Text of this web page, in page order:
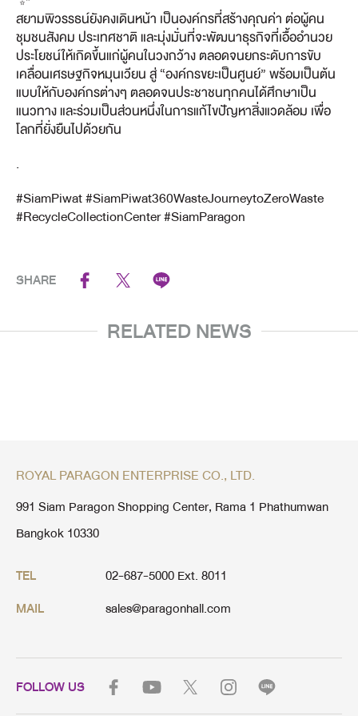
สยามพิวรรธน์ยังคงเดินหน้า เป็นองค์กรที่สร้างคุณค่า ต่อผู้คน
ชุมชนสังคม ประเทศชาติ และมุ่งมั่นที่จะพัฒนาธุรกิจที่เอื้ออำนวย
ประโยชน์ให้เกิดขึ้นแก่ผู้คนในวงกว้าง ตลอดจนยกระดับการขับ
เคลื่อนเศรษฐกิจหมุนเวียน สู่ “องค์กรขยะเป็นศูนย์” พร้อมเป็นต้น
แบบให้กับองค์กรต่างๆ ตลอดจนประชาชนทุกคนได้ศึกษาเป็น
แนวทาง และร่วมเป็นส่วนหนึ่งในการแก้ไขปัญหาสิ่งแวดล้อม เพื่อ
โลกที่ยั่งยืนไปด้วยกัน
.
#SiamPiwat#SiamPiwat360WasteJourneytoZeroWaste
#RecycleCollectionCenter#SiamParagon
SHARE
RELATED NEWS
ROYAL PARAGON ENTERPRISE CO., LTD.
991 Siam Paragon Shopping Center, Rama 1 Phathumwan
Bangkok 10330
TEL 02-687-5000 Ext. 8011
MAIL sales@paragonhall.com
FOLLOW US